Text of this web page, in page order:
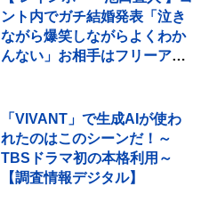
ント内でガチ結婚発表「泣き
ながら爆笑しながらよくわか
んない」お相手はフリーアナ
「VIVANT」で生成AIが使わ
れたのはこのシーンだ！～
TBSドラマ初の本格利用～
【調査情報デジタル】